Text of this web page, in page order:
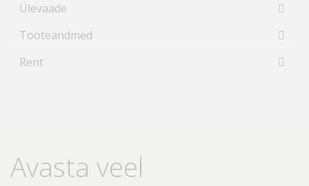
Ülevaade
Tooteandmed
Rent
Avasta veel